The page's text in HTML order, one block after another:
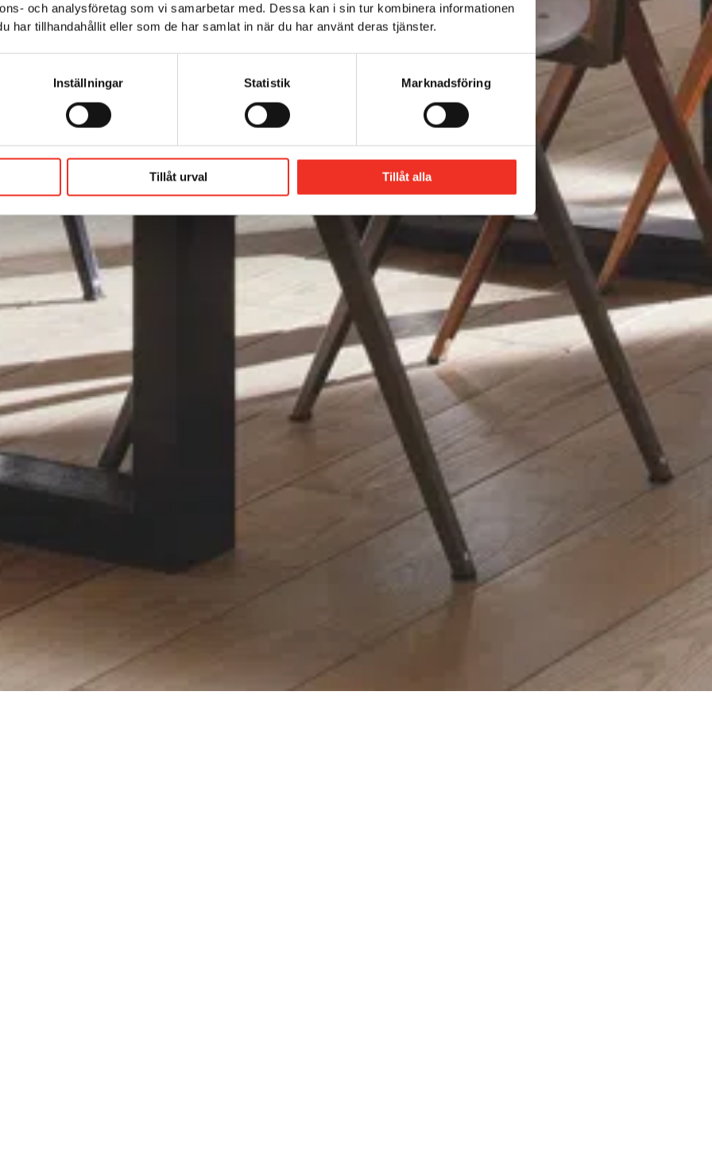
och analysföretag som vi samarbetar med. Dessa kan i sin tur kombinera informationen
har tillhandahållit eller som de har samlat in när du har använt deras tjänster.
Inställningar Statistik Marknadsföring
Tillåt urval Tillåt alla